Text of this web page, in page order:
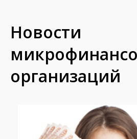
Новости
организаций